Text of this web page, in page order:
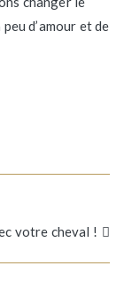
d’amour et de
votre cheval !